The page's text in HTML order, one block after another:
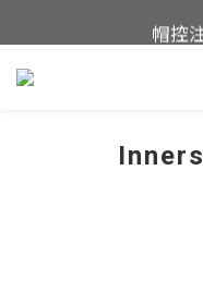
這
帽控